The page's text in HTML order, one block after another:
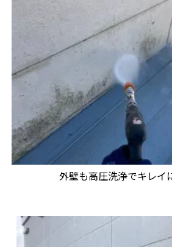
外壁も高圧洗浄でキレイ